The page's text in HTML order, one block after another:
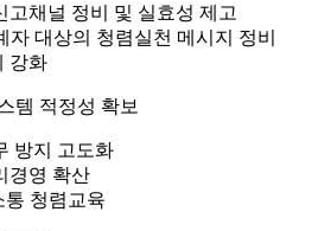
채널 정비 및 실효성 제고
대상의 청렴실천 메시지 정비
강화
템 적정성 확보
방지 고도화
경영 확산
청렴교육